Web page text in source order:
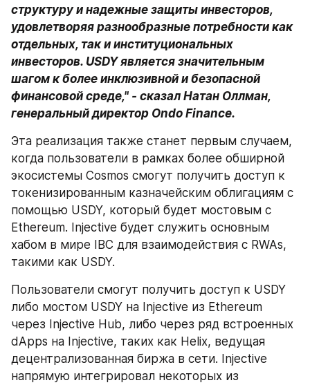
структуру и надежные защиты инвесторов,
удовлетворяя разнообразные потребности как
отдельных, так и институциональных
инвесторов. USDY является значительным
шагом к более инклюзивной и безопасной
финансовой среде," - сказал Натан Оллман,
генеральный директор Ondo Finance.
Эта реализация также станет первым случаем,
когда пользователи в рамках более обширной
экосистемы Cosmos смогут получить доступ к
токенизированным казначейским облигациям с
помощью USDY, который будет мостовым с
Ethereum. Injective будет служить основным
хабом в мире IBC для взаимодействия с RWAs,
такими как USDY.
Пользователи смогут получить доступ к USDY
либо мостом USDY на Injective из Ethereum
через Injective Hub, либо через ряд встроенных
dApps на Injective, таких как Helix, ведущая
децентрализованная биржа в сети. Injective
напрямую интегрировал некоторых из